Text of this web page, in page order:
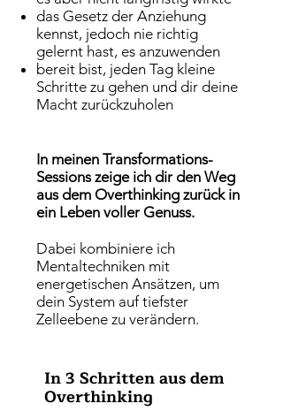
das Gesetz der Anziehung
kennst, jedoch nie richtig
gelernt hast, es anzuwenden
bereit bist, jeden Tag kleine
Schritte zu gehen und dir deine
Macht zurückzuholen
In meinen Transformations-
Sessions zeige ich dir den Weg
aus dem Overthinking zurück in
ein Leben voller Genuss.
Dabei kombiniere ich
Mentaltechniken mit
energetischen Ansätzen, um
dein System auf tiefster
Zelleebene zu verändern.
In 3 Schritten aus dem
Overthinking